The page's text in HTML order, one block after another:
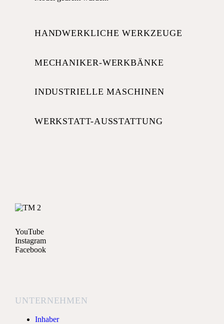
HANDWERKLICHE WERKZEUGE
MECHANIKER-WERKBÄNKE
INDUSTRIELLE MASCHINEN
WERKSTATT-AUSSTATTUNG
YouTube
Instagram
Facebook
UNTERNEHMEN
Inhaber